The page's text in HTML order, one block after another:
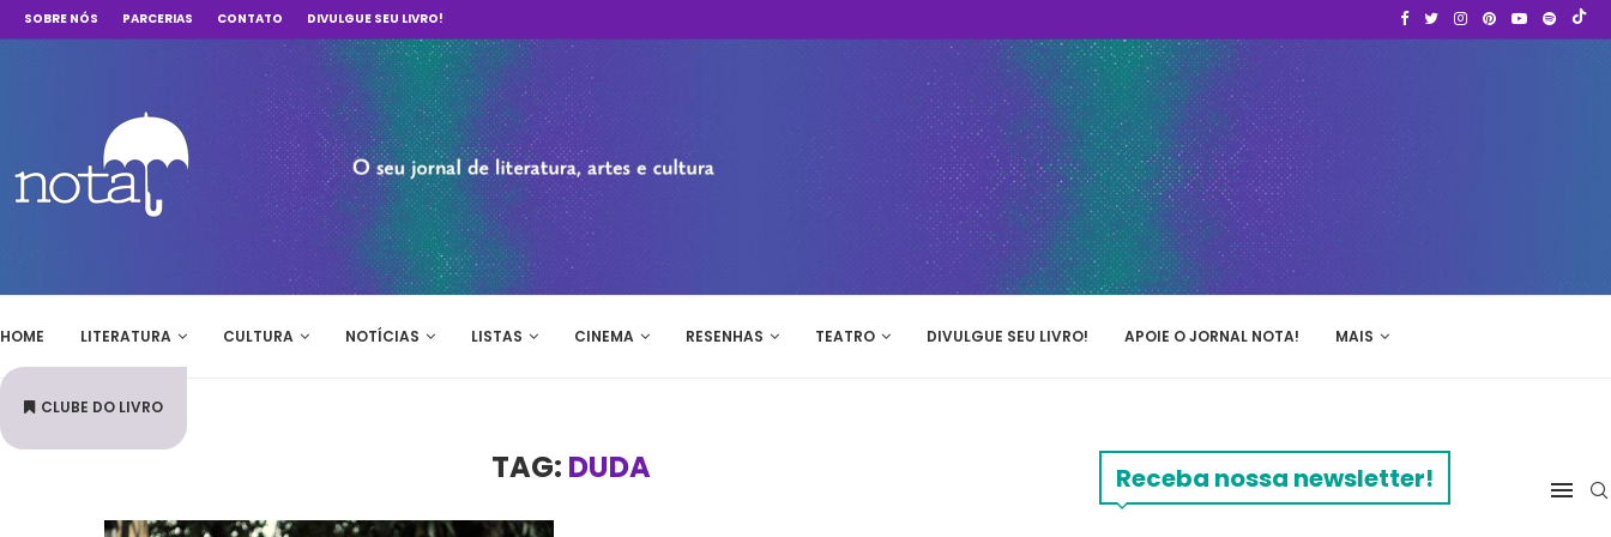
SOBRE NÓS PARCERIAS CONTATO DIVULGUE SEU LIVRO!
HOME LITERATURA CULTURA NOTÍCIAS LISTAS CINEMA RESENHAS TEATRO DIVULGUE SEU LIVRO! APOIE O JORNAL NOTA! MAIS
CLUBE DO LIVRO
TAG: DUDA Receba nossa newsletter!